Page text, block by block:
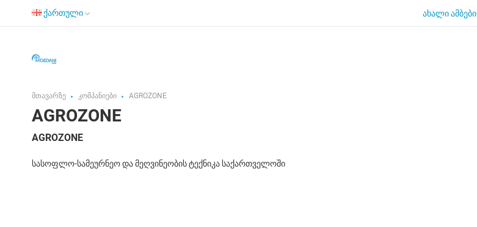
ქართული ახალი ამბები
მთავარზე კომპანიები AGROZONE
AGROZONE
AGROZONE
სასოფლო-სამეურნეო და მეღვინეობის ტექნიკა საქართველოში